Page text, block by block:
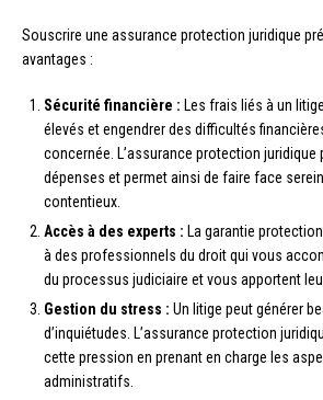
Souscrire une assurance protection juridique
avantages :
Sécurité financière : Les frais liés à un
élevés et engendrer des difficultés
concernée. L’assurance protection juridique
dépenses et permet ainsi de faire face
contentieux.
Accès à des experts : La garantie
à des professionnels du droit qui vous
du processus judiciaire et vous apportent
Gestion du stress : Un litige peut générer
d’inquiétudes. L’assurance protection
cette pression en prenant en charge les
administratifs.